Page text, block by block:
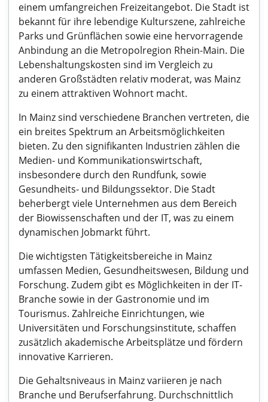
einem umfangreichen Freizeitangebot. Die Stadt ist
bekannt für ihre lebendige Kulturszene, zahlreiche
Parks und Grünflächen sowie eine hervorragende
Anbindung an die Metropolregion Rhein-Main. Die
Lebenshaltungskosten sind im Vergleich zu
anderen Großstädten relativ moderat, was Mainz
zu einem attraktiven Wohnort macht.
In Mainz sind verschiedene Branchen vertreten, die
ein breites Spektrum an Arbeitsmöglichkeiten
bieten. Zu den signifikanten Industrien zählen die
Medien- und Kommunikationswirtschaft,
insbesondere durch den Rundfunk, sowie
Gesundheits- und Bildungssektor. Die Stadt
beherbergt viele Unternehmen aus dem Bereich
der Biowissenschaften und der IT, was zu einem
dynamischen Jobmarkt führt.
Die wichtigsten Tätigkeitsbereiche in Mainz
umfassen Medien, Gesundheitswesen, Bildung und
Forschung. Zudem gibt es Möglichkeiten in der IT-
Branche sowie in der Gastronomie und im
Tourismus. Zahlreiche Einrichtungen, wie
Universitäten und Forschungsinstitute, schaffen
zusätzlich akademische Arbeitsplätze und fördern
innovative Karrieren.
Die Gehaltsniveaus in Mainz variieren je nach
Branche und Berufserfahrung. Durchschnittlich